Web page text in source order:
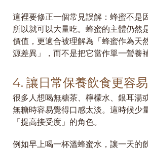
這裡要修正一個常見誤解：蜂蜜不是
所以就可以大量吃。蜂蜜的主體仍然
價值，更適合被理解為「蜂蜜作為天
源差異」，而不是把它當作單一營養
4. 讓日常保養飲食更容
很多人想喝無糖茶、檸檬水、銀耳湯
無糖時容易覺得口感太淡。這時候少
「提高接受度」的角色。
例如早上喝一杯溫蜂蜜水，讓一天的